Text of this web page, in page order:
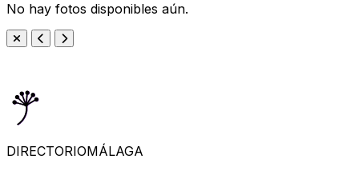
No hay fotos disponibles aún.
DIRECTORIOMÁLAGA